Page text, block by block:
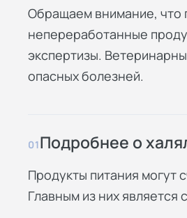
Обращаем внимание, что
непереработанные
экспертизы.
опасных болезней.
01Подробнее о
Продукты питания могут
Главным из них является